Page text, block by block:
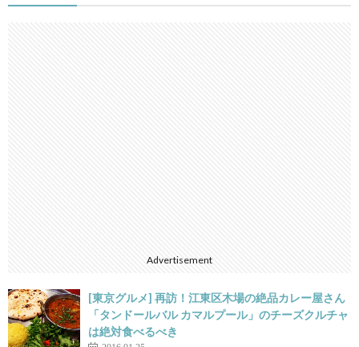
Advertisement
[東京グルメ] 再訪！江東区木場の絶品カレー屋さん
「タンドールバル カマルプール」のチーズクルチャ
は絶対食べるべき